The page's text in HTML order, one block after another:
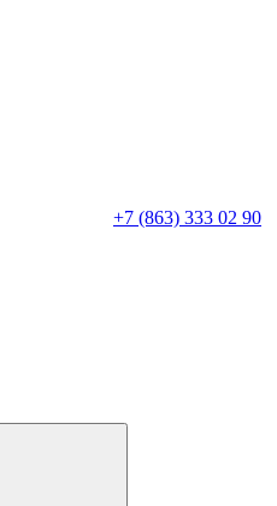
+7 (863) 333 02 90